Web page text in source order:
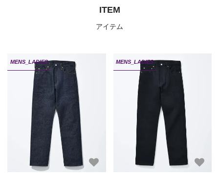
ITEM
アイテム
MENS_LADIES MENS_LADIES